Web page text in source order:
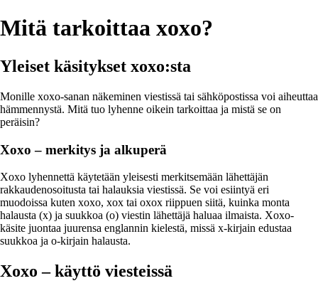
Mitä tarkoittaa xoxo?
Yleiset käsitykset xoxo:sta
Monille xoxo-sanan näkeminen viestissä tai sähköpostissa voi aiheuttaa
hämmennystä. Mitä tuo lyhenne oikein tarkoittaa ja mistä se on
peräisin?
Xoxo – merkitys ja alkuperä
Xoxo lyhennettä käytetään yleisesti merkitsemään lähettäjän
rakkaudenosoitusta tai halauksia viestissä. Se voi esiintyä eri
muodoissa kuten xoxo, xox tai oxox riippuen siitä, kuinka monta
halausta (x) ja suukkoa (o) viestin lähettäjä haluaa ilmaista. Xoxo-
käsite juontaa juurensa englannin kielestä, missä x-kirjain edustaa
suukkoa ja o-kirjain halausta.
Xoxo – käyttö viesteissä